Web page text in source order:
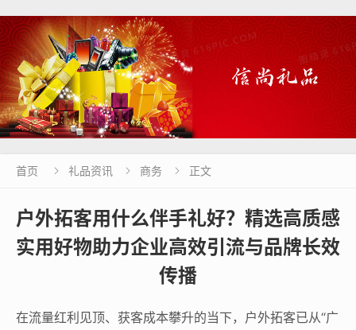
首页  礼品资讯  商务  正文
户外拓客用什么伴手礼好？精选高质感
实用好物助力企业高效引流与品牌长效
传播
在流量红利见顶、获客成本攀升的当下，户外拓客已从“广